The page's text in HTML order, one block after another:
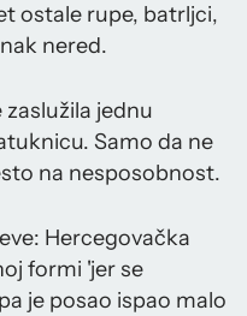
ostale rupe, batrljci,
nered.
jednu
Samo da ne
na nesposobnost.
Hercegovačka
formi 'jer se
je posao ispao malo